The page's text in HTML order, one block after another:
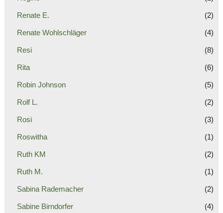
Renate E. (2)
Renate Wohlschläger (4)
Resi (8)
Rita (6)
Robin Johnson (5)
Rolf L. (2)
Rosi (3)
Roswitha (1)
Ruth KM (2)
Ruth M. (1)
Sabina Rademacher (2)
Sabine Birndorfer (4)